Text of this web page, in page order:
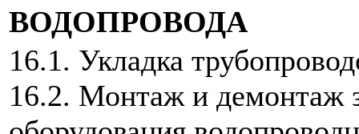
ВОДОПРОВОДА
16.1. Укладка
16.2. Монтаж и демонтаж